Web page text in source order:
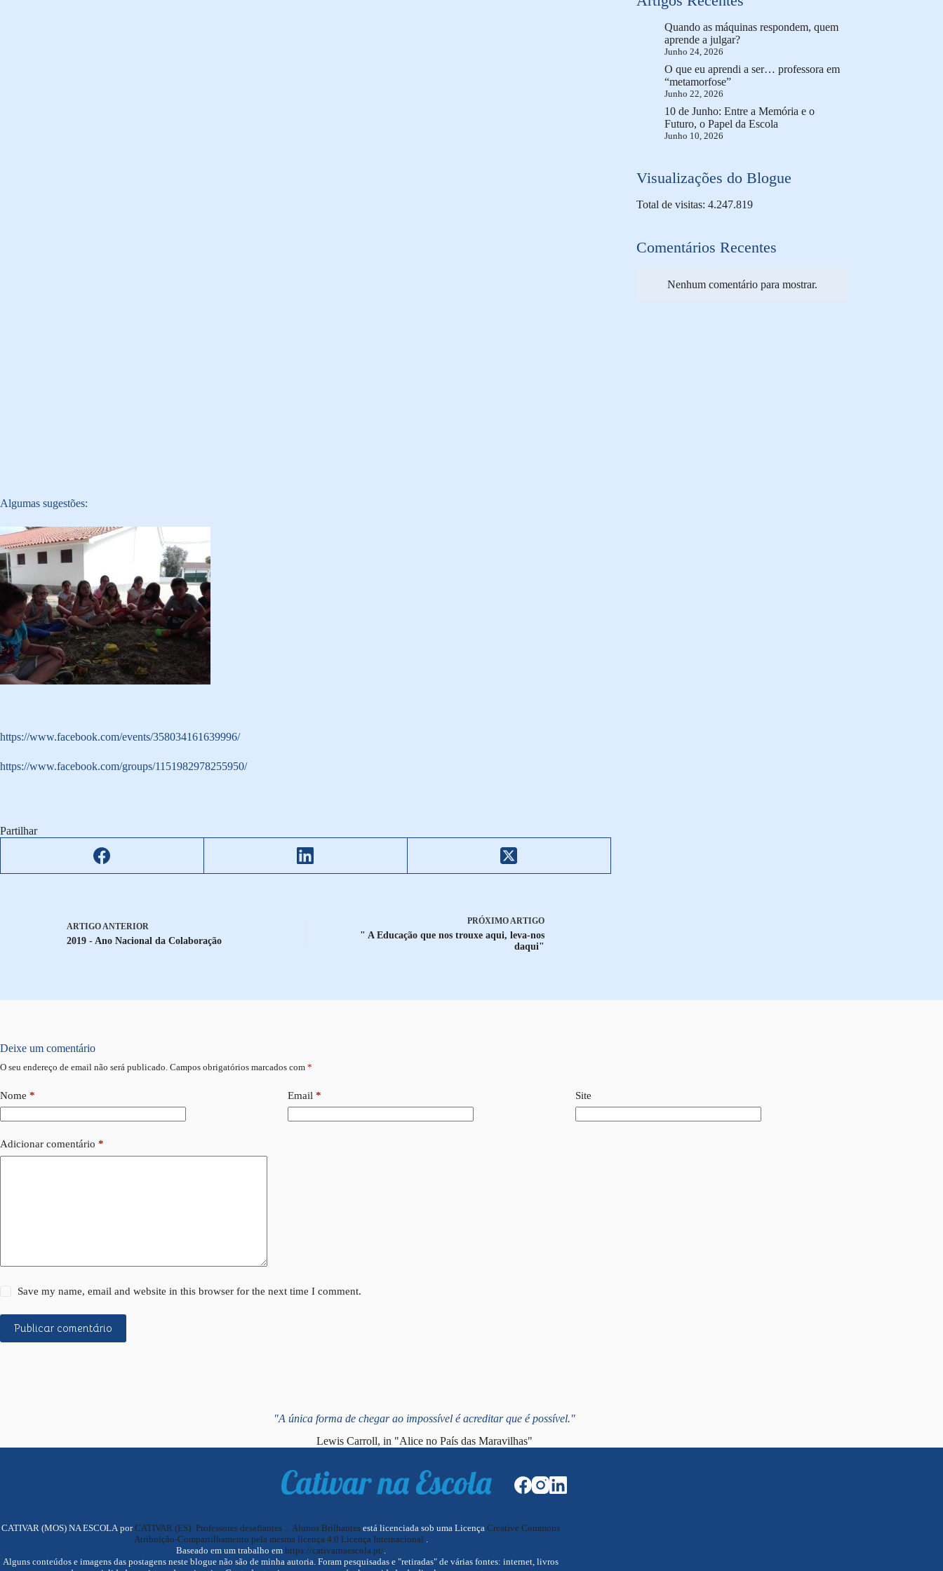
Algumas sugestões:
https://www.facebook.com/events/358034161639996/
https://www.facebook.com/groups/1151982978255950/
Partilhar
ARTIGOANTERIOR
2019 - Ano Nacional da Colaboração
PRÓXIMOARTIGO
" A Educação que nos trouxe aqui, leva-nos
daqui"
Quando as máquinas respondem, quem
aprende a julgar?
Junho 24, 2026
O que eu aprendi a ser… professora em
“metamorfose”
Junho 22, 2026
10 de Junho: Entre a Memória e o
Futuro, o Papel da Escola
Junho 10, 2026
Visualizações do Blogue
Total de visitas: 4.247.819
Comentários Recentes
Nenhum comentário para mostrar.
Deixe um comentário
O seu endereço de email não será publicado. Campos obrigatórios marcados com *
Nome * Email * Site
Adicionar comentário *
Save my name, email and website in this browser for the next time I comment.
Publicar comentário
"A única forma de chegar ao impossível é acreditar que é possível."
Lewis Carroll, in "Alice no País das Maravilhas"
CATIVAR (MOS) NA ESCOLA porCATIVAR (ES): Professores desafiantes ... Alunos Brilhantes está licenciada sob uma Licença Creative Commons
Atribuição-Compartilhamento pela mesma licença 4.0 Licença Internacional
Baseado em um trabalho em https://cativarnaescola.pt/.
Alguns conteúdos e imagens das postagens neste blogue não são de minha autoria. Foram pesquisadas e "retiradas" de várias fontes: internet, livros